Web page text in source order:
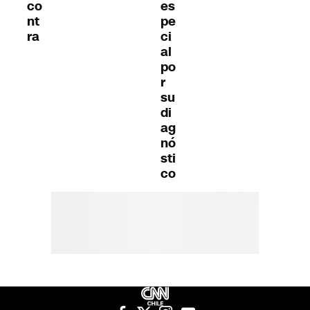
co
nt
ra
es
pe
ci
al
po
r
su
di
ag
nó
sti
co